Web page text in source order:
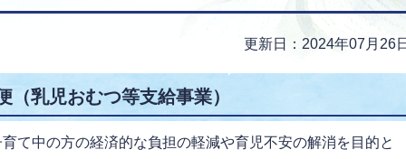
更新日：2024年07月26日
乳児おむつ等支給事業）
て中の方の経済的な負担の軽減や育児不安の解消を目的と